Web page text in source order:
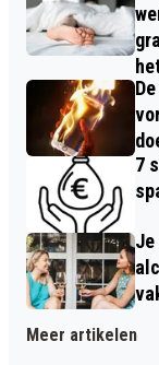
7
Meer artikelen